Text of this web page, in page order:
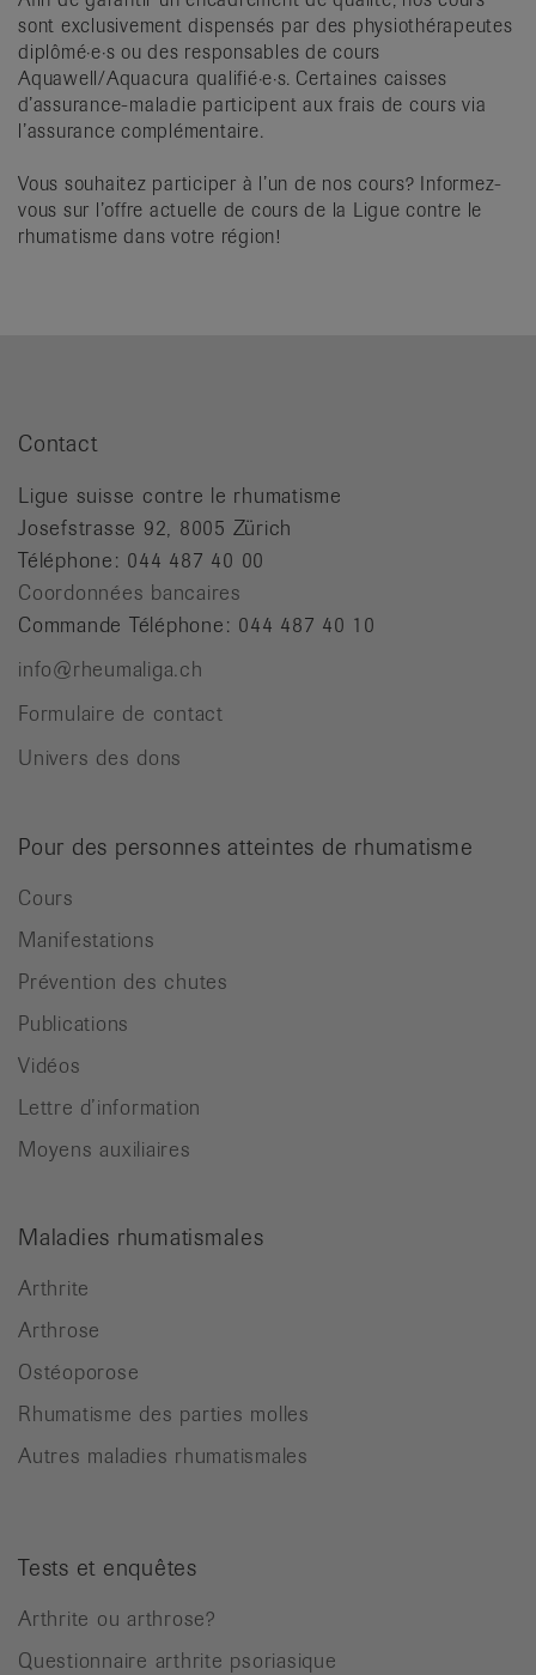
sont exclusivement dispensés par des physiothérapeutes
diplômé·e·s ou des responsables de cours
Aquawell/Aquacura qualifié·e·s. Certaines caisses
d’assurance-maladie participent aux frais de cours via
l’assurance complémentaire.
Vous souhaitez participer à l’un de nos cours? Informez-
vous sur l’offre actuelle de cours de la Ligue contre le
rhumatisme dans votre région!
Contact
Ligue suisse contre le rhumatisme
Josefstrasse 92, 8005 Zürich
Téléphone: 044 487 40 00
Coordonnées bancaires
Commande Téléphone: 044 487 40 10
info@rheumaliga.ch
Formulaire de contact
Univers des dons
Pour des personnes atteintes de rhumatisme
Cours
Manifestations
Prévention des chutes
Publications
Vidéos
Lettre d’information
Moyens auxiliaires
Maladies rhumatismales
Arthrite
Arthrose
Ostéoporose
Rhumatisme des parties molles
Autres maladies rhumatismales
Tests et enquêtes
Arthrite ou arthrose?
Questionnaire arthrite psoriasique